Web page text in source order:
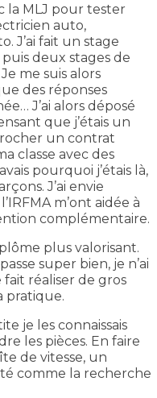
la MLJ pour tester
auto,
J’ai fait un stage
deux stages de
me suis alors
des réponses
J’ai alors déposé
que j’étais un
un contrat
classe avec des
pourquoi j’étais là,
J’ai envie
m’ont aidée à
complémentaire.
plus valorisant.
super bien, je n’ai
fait réaliser de gros
pratique.
je les connaissais
les pièces. En faire
de vitesse, un
comme la recherche